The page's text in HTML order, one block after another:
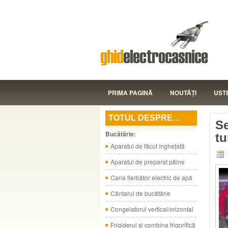
PRIMA PAGINĂ NOUTĂŢI
TOTUL DESPRE…
Bucătărie:
Aparatul de făcut îngheţată
Aparatul de preparat pâine
Cana fierbător electric de apă
Cântarul de bucătărie
Congelatorul vertical/orizontal
Frigiderul şi combina frigorifică